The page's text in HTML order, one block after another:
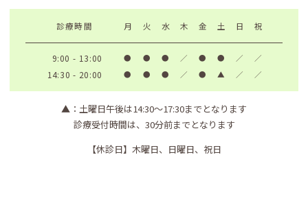
診療時間 月 火 水 木 金 土 日 祝
9:00 - 13:00 ● ● ● ／ ● ● ／ ／
14:30 - 20:00 ● ● ● ／ ● ▲ ／ ／
▲ ：土曜日午後は14:30〜17:30までとなります
診療受付時間は、30分前までとなります
【休診日】 木曜日、日曜日、祝日